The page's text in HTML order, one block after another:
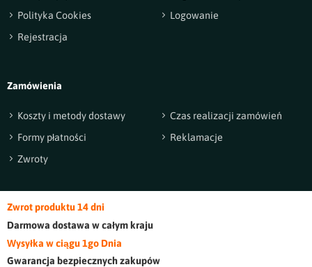
Polityka Cookies
Logowanie
Rejestracja
Zamówienia
Koszty i metody dostawy
Czas realizacji zamówień
Formy płatności
Reklamacje
Zwroty
Zwrot produktu 14 dni
Darmowa dostawa w całym kraju
Wysyłka w ciągu 1go Dnia
Gwarancja bezpiecznych zakupów